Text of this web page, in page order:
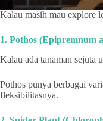
Kalau masih mau explore
1. Pothos (Epipremnum
Kalau ada tanaman sejuta
Pothos punya berbagai
fleksibilitasnya.